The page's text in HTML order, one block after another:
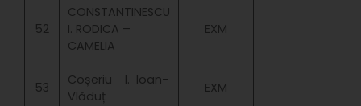
52
CONSTANTINESCU
I. RODICA –
CAMELIA
EXM
53
Coșeriu I. Ioan-
Vlăduț
EXM